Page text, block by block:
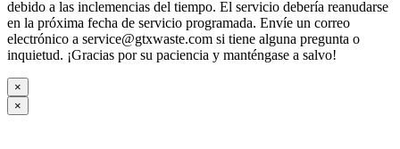
debido a las inclemencias del tiempo. El servicio debería reanudarse
en la próxima fecha de servicio programada. Envíe un correo
electrónico a service@gtxwaste.com si tiene alguna pregunta o
inquietud. ¡Gracias por su paciencia y manténgase a salvo!
×
×